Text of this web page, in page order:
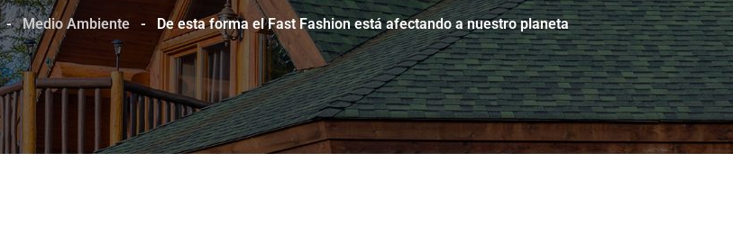
- Medio Ambiente - De esta forma el Fast Fashion está afectando a nuestro planeta